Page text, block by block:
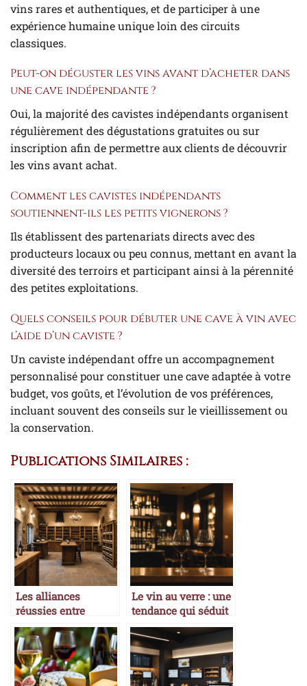
vins rares et authentiques, et de participer à une
expérience humaine unique loin des circuits
classiques.
Peut-on déguster les vins avant d’acheter dans
une cave indépendante ?
Oui, la majorité des cavistes indépendants organisent
régulièrement des dégustations gratuites ou sur
inscription afin de permettre aux clients de découvrir
les vins avant achat.
Comment les cavistes indépendants
soutiennent-ils les petits vignerons ?
Ils établissent des partenariats directs avec des
producteurs locaux ou peu connus, mettant en avant la
diversité des terroirs et participant ainsi à la pérennité
des petites exploitations.
Quels conseils pour débuter une cave à vin avec
l’aide d’un caviste ?
Un caviste indépendant offre un accompagnement
personnalisé pour constituer une cave adaptée à votre
budget, vos goûts, et l’évolution de vos préférences,
incluant souvent des conseils sur le vieillissement ou
la conservation.
Publications Similaires :
Les alliances
réussies entre
cavistes et
producteurs
Le vin au verre : une
tendance qui séduit
les clients